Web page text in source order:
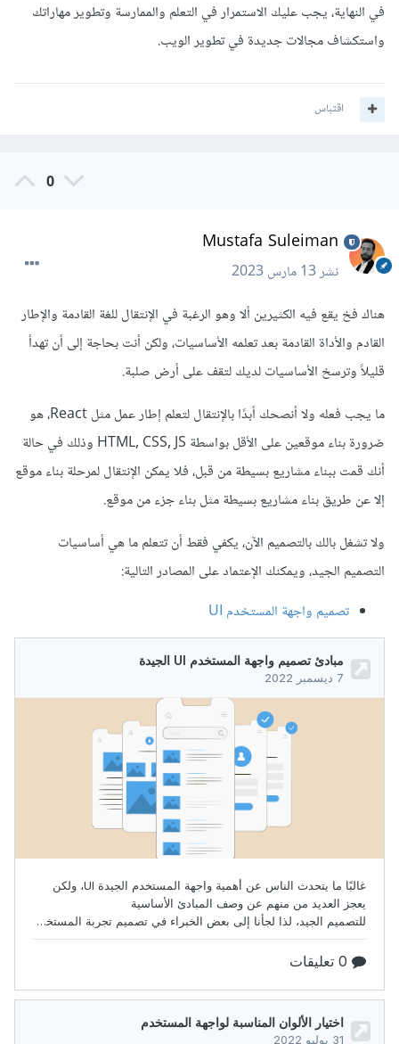
في النهاية، يجب عليك الاستمرار في التعلم والممارسة وتطوير مهاراتك
واستكشاف مجالات جديدة في تطوير الويب.
اقتباس
0
Mustafa Suleiman
نشر13 مارس 2023
هناك فخ يقع فيه الكثيرين ألا وهو الرغبة في الإنتقال للغة القادمة والإطار
القادم والأداة القادمة بعد تعلمه الأساسيات، ولكن أنت بحاجة إلى أن تهدأ
قليلاً وترسخ الأساسيات لديك لتقف على أرض صلبة.
ما يجب فعله ولا أنصحك أبدًا بالإنتقال لتعلم إطار عمل مثل React، هو
ضرورة بناء موقعين على الأقل بواسطة HTML, CSS, JS وذلك في حالة
أنك قمت ببناء مشاريع بسيطة من قبل، فلا يمكن الإنتقال لمرحلة بناء موقع
إلا عن طريق بناء مشاريع بسيطة مثل بناء جزء من موقع.
ولا تشغل بالك بالتصميم الآن، يكفي فقط أن تتعلم ما هي أساسيات
التصميم الجيد، ويمكنك الإعتماد على المصادر التالية:
تصميم واجهة المستخدم UI